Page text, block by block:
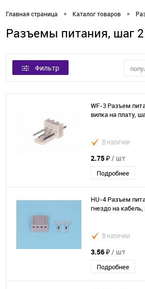
Главная страница • Каталог товаров •
Разъемы питания, шаг
Фильтр
WF-3 Разъем
вилка на плату,
В наличии
2.75 ₽/ шт
Подробнее
HU-4 Разъем
гнездо на
В наличии
3.56 ₽/ шт
Подробнее